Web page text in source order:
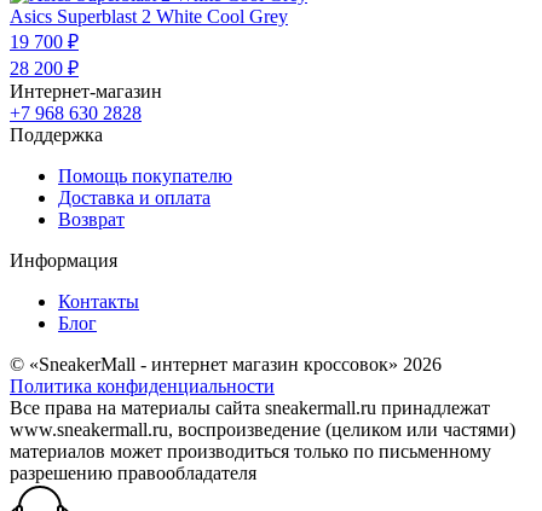
Asics Superblast 2 White Cool Grey
19 700 ₽
28 200 ₽
Интернет-магазин
+7 968 630 2828
Поддержка
Помощь покупателю
Доставка и оплата
Возврат
Информация
Контакты
Блог
© «SneakerMall - интернет магазин кроссовок» 2026
Политика конфиденциальности
Все права на материалы сайта sneakermall.ru принадлежат
www.sneakermall.ru, воспроизведение (целиком или частями)
материалов может производиться только по письменному
разрешению правообладателя